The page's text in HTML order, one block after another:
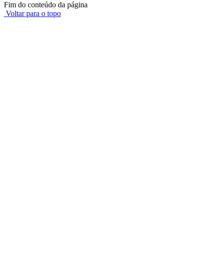
Fim do conteúdo da página
Voltar para o topo